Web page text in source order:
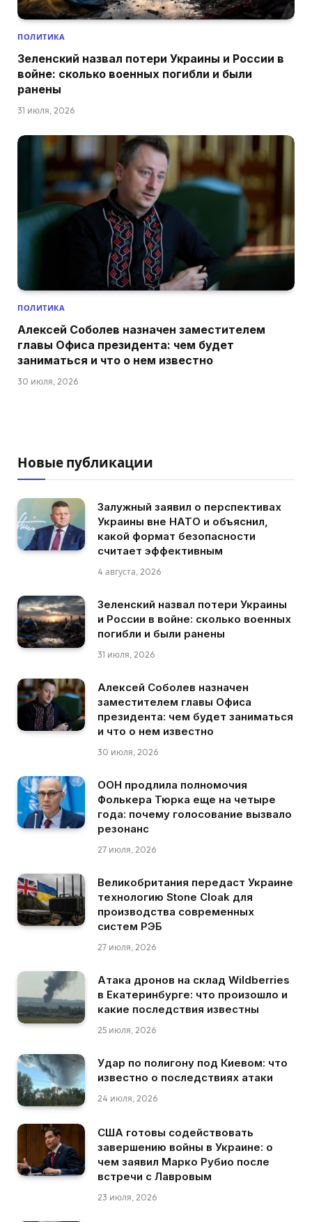
ПОЛИТИКА
Зеленский назвал потери Украины и России в
войне: сколько военных погибли и были
ранены
31 июля, 2026
ПОЛИТИКА
Алексей Соболев назначен заместителем
главы Офиса президента: чем будет
заниматься и что о нем известно
30 июля, 2026
Новые публикации
Залужный заявил о перспективах
Украины вне НАТО и объяснил,
какой формат безопасности
считает эффективным
4 августа, 2026
Зеленский назвал потери Украины
и России в войне: сколько военных
погибли и были ранены
31 июля, 2026
Алексей Соболев назначен
заместителем главы Офиса
президента: чем будет заниматься
и что о нем известно
30 июля, 2026
ООН продлила полномочия
Фолькера Тюрка еще на четыре
года: почему голосование вызвало
резонанс
27 июля, 2026
Великобритания передаст Украине
технологию Stone Cloak для
производства современных
систем РЭБ
27 июля, 2026
Атака дронов на склад Wildberries
в Екатеринбурге: что произошло и
какие последствия известны
25 июля, 2026
Удар по полигону под Киевом: что
известно о последствиях атаки
24 июля, 2026
США готовы содействовать
завершению войны в Украине: о
чем заявил Марко Рубио после
встречи с Лавровым
23 июля, 2026